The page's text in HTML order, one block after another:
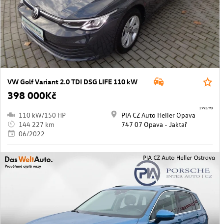
VW Golf Variant 2.0 TDI DSG LIFE 110 kW
398 000Kč
110 kW/150 HP
144 227 km
06/2022
PIA CZ Auto Heller Opava
747 07 Opava - Jaktař
2792/93